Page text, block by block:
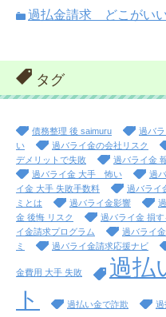
過払金請求 どこがい
タグ
債務整理 後 saimuru 過バ
い
過バライ金の会社リスク
デメリットで失敗
過バライ金
過バライ金 大手 怖い
過
イ金 大手 失敗手数料
過バライ
ミとは
過バライ金影響
金 後悔 リスク
過バライ金 損す
イ金請求プログラム
過バライ
ミ
過バライ金請求応援ナビ
金費用 大手 失敗
過払
ト
過払い金で詐欺 過